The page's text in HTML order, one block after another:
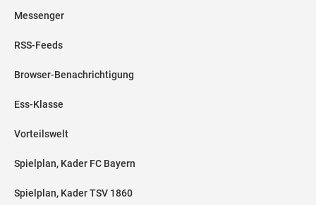
Messenger
RSS-Feeds
Browser-Benachrichtigung
Ess-Klasse
Vorteilswelt
Spielplan, Kader FC Bayern
Spielplan, Kader TSV 1860